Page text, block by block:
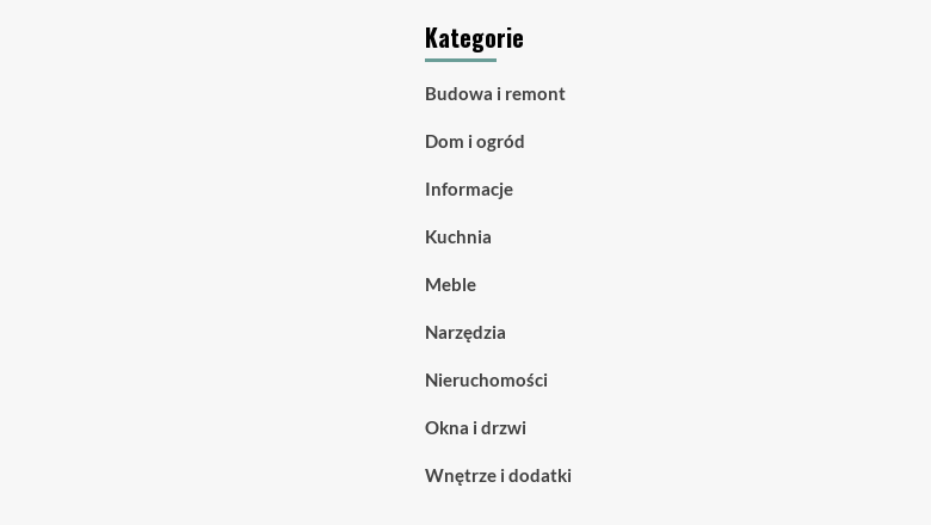
Kategorie
Budowa i remont
Dom i ogród
Informacje
Kuchnia
Meble
Narzędzia
Nieruchomości
Okna i drzwi
Wnętrze i dodatki